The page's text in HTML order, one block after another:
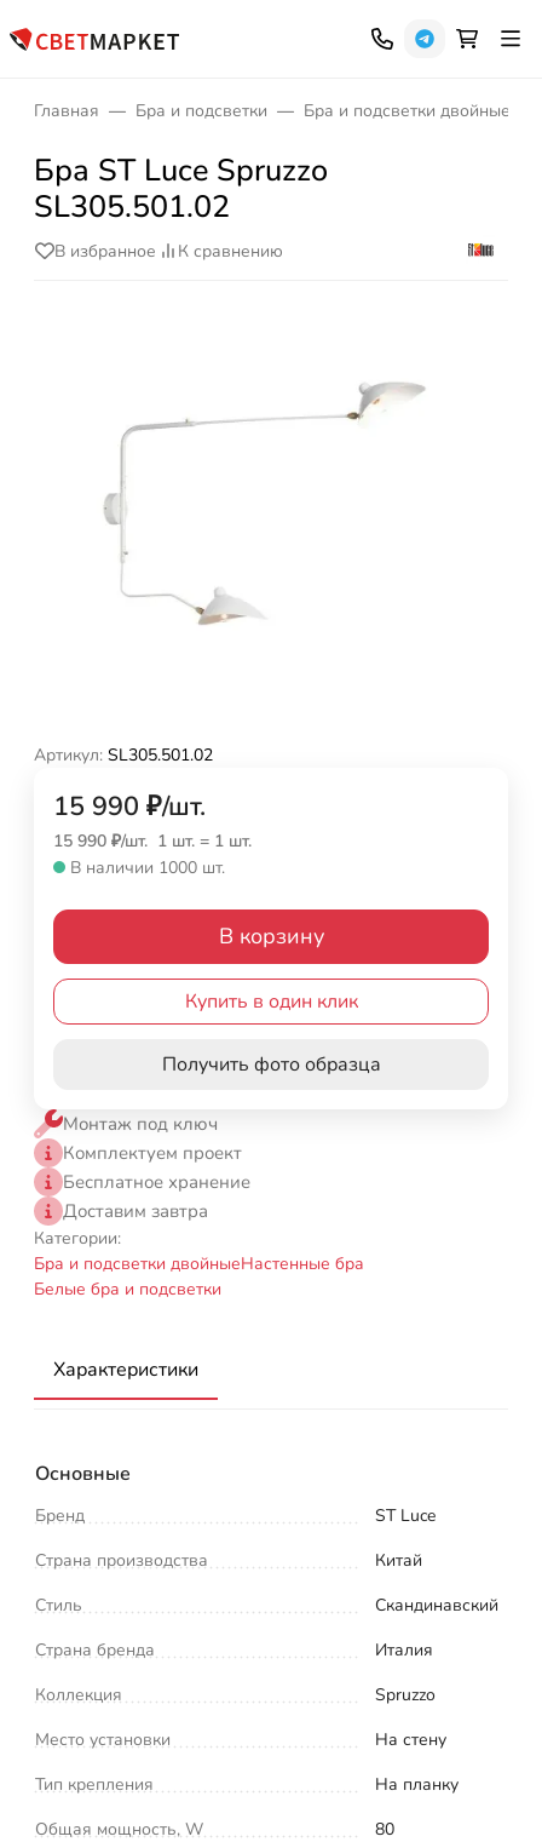
Главная Бра и подсветки Бра и подсветки двойные
Бра ST Luce Spruzzo
SL305.501.02
В избранное К сравнению
Артикул: SL305.501.02
15 990 ₽/шт.
15 990 ₽/шт. 1 шт. = 1 шт.
В наличии 1000 шт.
В корзину
Купить в один клик
Получить фото образца
Монтаж под ключ
Комплектуем проект
Бесплатное хранение
Доставим завтра
Категории:
Бра и подсветки двойныеНастенные бра
Белые бра и подсветки
Характеристики
Основные
Бренд
ST Luce
Страна производства
Китай
Стиль
Скандинавский
Страна бренда
Италия
Коллекция
Spruzzo
Место установки
На стену
Тип крепления
На планку
Общая мощность, W
80